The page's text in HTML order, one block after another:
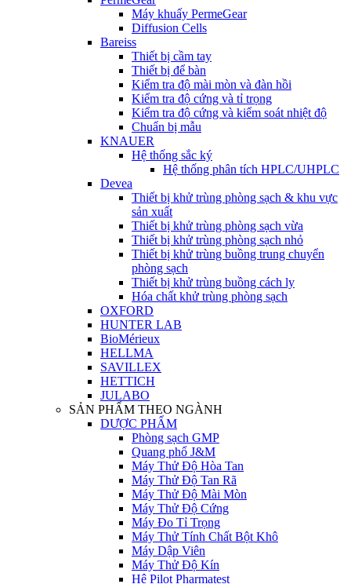
Máy khuấy PermeGear
Diffusion Cells
Bareiss
Thiết bị cầm tay
Thiết bị để bàn
Kiểm tra độ mài mòn và đàn hồi
Kiểm tra độ cứng và tỉ trọng
Kiểm tra độ cứng và kiểm soát nhiệt độ
Chuẩn bị mẫu
KNAUER
Hệ thống sắc ký
Hệ thống phân tích HPLC/UHPLC
Devea
Thiết bị khử trùng phòng sạch & khu vực
sản xuất
Thiết bị khử trùng phòng sạch vừa
Thiết bị khử trùng phòng sạch nhỏ
Thiết bị khử trùng buồng trung chuyển
phòng sạch
Thiết bị khử trùng buồng cách ly
Hóa chất khử trùng phòng sạch
OXFORD
HUNTER LAB
BioMérieux
HELLMA
SAVILLEX
HETTICH
JULABO
SẢN PHẨM THEO NGÀNH
DƯỢC PHẨM
Phòng sạch GMP
Quang phổ J&M
Máy Thử Độ Hòa Tan
Máy Thử Độ Tan Rã
Máy Thử Độ Mài Mòn
Máy Thử Độ Cứng
Máy Đo Tỉ Trọng
Máy Thử Tính Chất Bột Khô
Máy Dập Viên
Máy Thử Độ Kín
Hệ Pilot Pharmatest